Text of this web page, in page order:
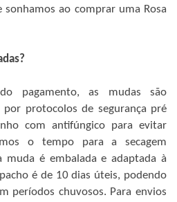
sonhamos ao comprar uma Rosa
pagamento, as mudas são
por protocolos de segurança pré
com antifúngico para evitar
o tempo para a secagem
muda é embalada e adaptada à
é de 10 dias úteis, podendo
períodos chuvosos. Para envios